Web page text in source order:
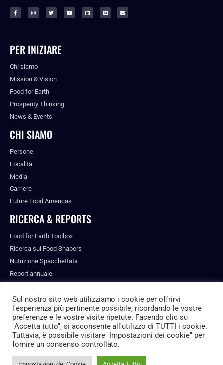
PER INIZIARE
Chi siamo
Mission & Vision
Food for Earth
Prosperity Thinking
News & Events
CHI SIAMO
Persone
Località
Media
Carriere
Future Food Americas
RICERCA & REPORTS
Food for Earth Toolbox
Ricerca sui Food Shapers
Nutrizione Spacchettata
Report annuale
© ALL RIGHTS RESERVED.
PRIVACY POLICY
FUTURE FOOD INSTITUTE
Sul nostro sito web utilizziamo i cookie per offrirvi
l'esperienza più pertinente possibile, ricordando le vostre
preferenze e le vostre visite ripetute. Facendo clic su
"Accetta tutto", si acconsente all'utilizzo di TUTTI i cookie.
Tuttavia, è possibile visitare "Impostazioni dei cookie" per
fornire un consenso controllato.